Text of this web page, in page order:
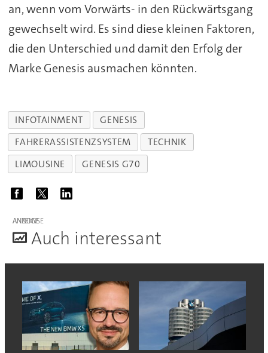
an, wenn vom Vorwärts- in den Rückwärtsgang
gewechselt wird. Es sind diese kleinen Faktoren,
die den Unterschied und damit den Erfolg der
Marke Genesis ausmachen könnten.
INFOTAINMENT
GENESIS
FAHRERASSISTENZSYSTEM
TECHNIK
LIMOUSINE
GENESIS G70
ANZEIGE
Auch interessant